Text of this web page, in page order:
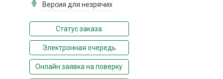
Версия для незрячих
Статус заказа
Электронная очередь
Онлайн заявка на поверку